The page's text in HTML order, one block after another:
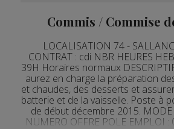
Commis / Commise
LOCALISATION 74 -
CONTRAT : cdi NBR HEURES
39H Horaires normaux
aurez en charge la préparation
et chaudes, des desserts et
batterie et de la vaisselle. Poste à
de début décembre 2015. MODE
NUMERO OFFRE POLE EMPLOI :